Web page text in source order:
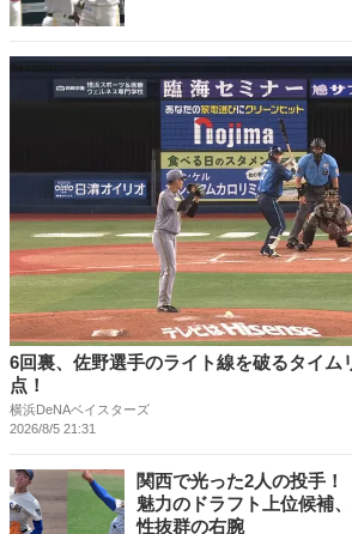
6回裏、佐野選手のライト線を破るタイム
点！
横浜DeNAベイスターズ
2026/8/5 21:31
関西で光った2人の投手
魅力のドラフト上位候補
性抜群の右腕